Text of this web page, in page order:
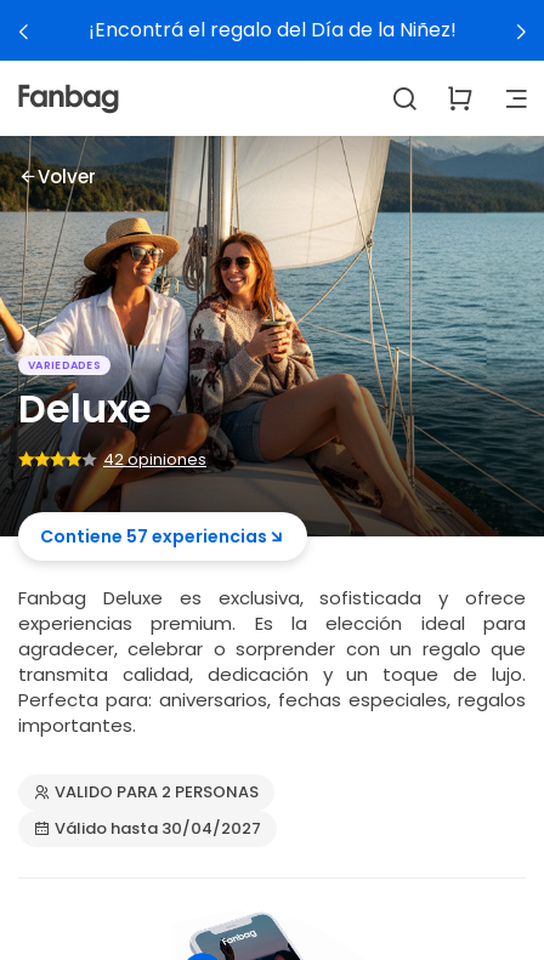
la Niñez! Ver
Volver
VARIEDADES
Deluxe
42 opiniones
Contiene 57 experiencias
Fanbag Deluxe es exclusiva, sofisticada y ofrece
experiencias premium. Es la elección ideal para
agradecer, celebrar o sorprender con un regalo que
transmita calidad, dedicación y un toque de lujo.
Perfecta para: aniversarios, fechas especiales, regalos
importantes.
VALIDO PARA 2 PERSONAS
Válido hasta 30/04/2027